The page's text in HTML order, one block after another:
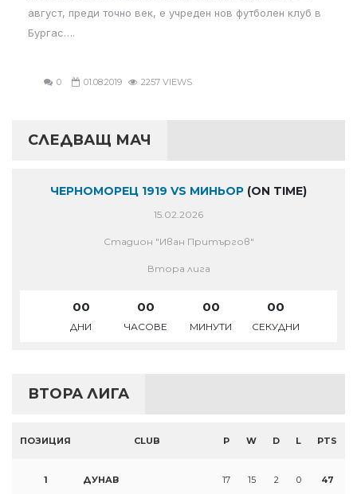
август, преди точно век, е учреден нов футболен клуб в
Бургас….
0 01.08.2019 2257 VIEWS
СЛЕДВАЩ МАЧ
ЧЕРНОМОРЕЦ 1919 VS МИНЬОР (ON TIME)
15.02.2026
Стадион "Иван Притъргов"
Втора лига
00
ДНИ
00
ЧАСОВЕ
00
МИНУТИ
00
СЕКУДНИ
ВТОРА ЛИГА
ПОЗИЦИЯ CLUB P W D L PTS
1 ДУНАВ 17 15 2 0 47